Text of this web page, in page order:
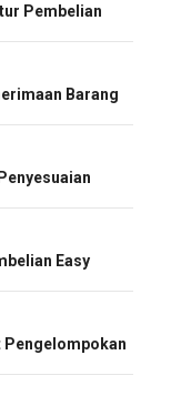
Pembelian
Barang
Easy
Pengelompokan